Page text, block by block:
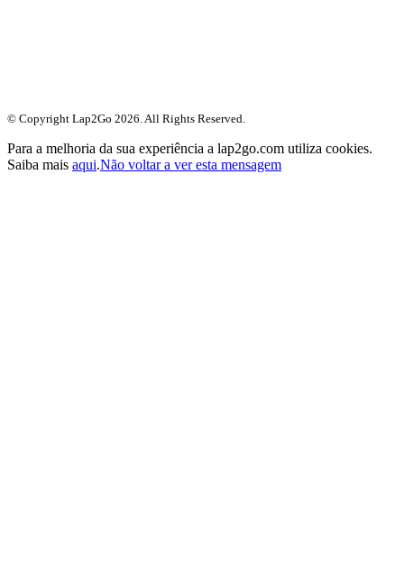
© Copyright Lap2Go 2026 . All Rights Reserved.
Para a melhoria da sua experiência a lap2go.com utiliza cookies.
Saiba mais aqui.Não voltar a ver esta mensagem